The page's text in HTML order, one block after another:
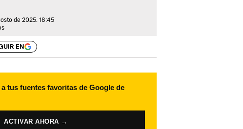
de 2025. 18:45
EN
tus fuentes favoritas de Google de
ACTIVAR AHORA →